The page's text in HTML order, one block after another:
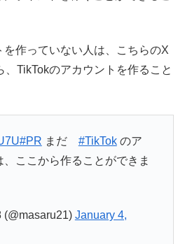
を作っていない人は、こちらのX
TikTokのアカウントを作ること
#PR まだ #TikTokのア
ここから作ることができま
January 4,